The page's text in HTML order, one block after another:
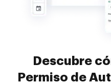
Descubre
Permiso de